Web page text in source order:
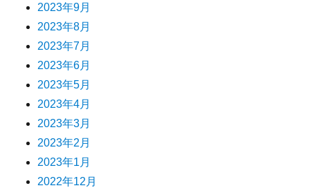
2023年9月
2023年8月
2023年7月
2023年6月
2023年5月
2023年4月
2023年3月
2023年2月
2023年1月
2022年12月